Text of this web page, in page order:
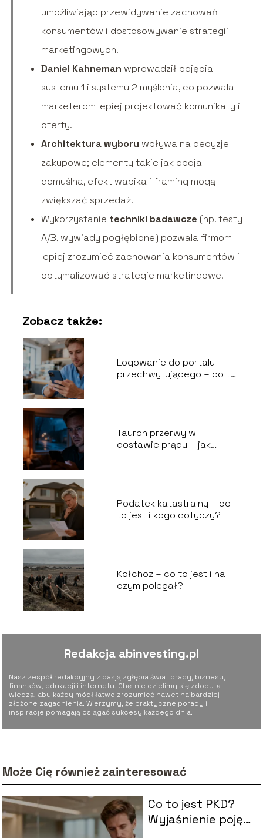
umożliwiając przewidywanie zachowań
konsumentów i dostosowywanie strategii
marketingowych.
Daniel Kahneman wprowadził pojęcia
systemu 1 i systemu 2 myślenia, co pozwala
marketerom lepiej projektować komunikaty i
oferty.
Architektura wyboru wpływa na decyzje
zakupowe; elementy takie jak opcja
domyślna, efekt wabika i framing mogą
zwiększać sprzedaż.
Wykorzystanie techniki badawcze (np. testy
A/B, wywiady pogłębione) pozwala firmom
lepiej zrozumieć zachowania konsumentów i
optymalizować strategie marketingowe.
Zobacz także:
Logowanie do portalu
przechwytującego – co to
Tauron przerwy w
dostawie prądu – jak
Podatek katastralny – co
to jest i kogo dotyczy?
Kołchoz – co to jest i na
czym polegał?
Redakcja abinvesting.pl
Nasz zespół redakcyjny z pasją zgłębia świat pracy, biznesu,
finansów, edukacji i internetu. Chętnie dzielimy się zdobytą
wiedzą, aby każdy mógł łatwo zrozumieć nawet najbardziej
złożone zagadnienia. Wierzymy, że praktyczne porady i
inspiracje pomagają osiągać sukcesy każdego dnia.
Może Cię również zainteresować
Co to jest PKD?
Wyjaśnienie pojęć i